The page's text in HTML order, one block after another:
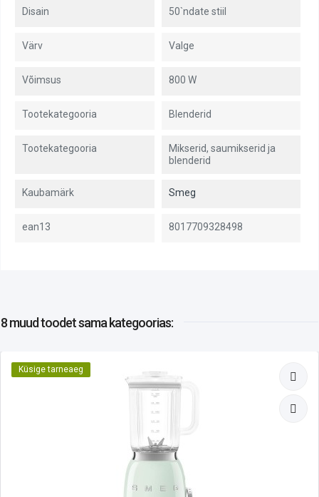
Disain 50`ndate stiil
Värv Valge
Võimsus 800 W
Tootekategooria Blenderid
Tootekategooria
Mikserid, saumikserid ja
blenderid
Kaubamärk Smeg
ean13 8017709328498
8 muud toodetsama kategoorias:
Küsige tarneaeg